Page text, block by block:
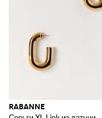
RABANNE